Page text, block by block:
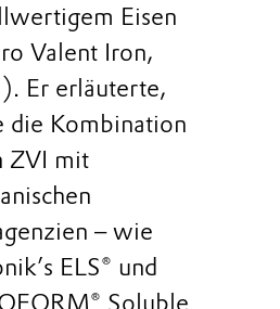
Eisen
Valent Iron,
Er erläuterte,
die Kombination
ZVI mit
– wie
ELS® und
Soluble